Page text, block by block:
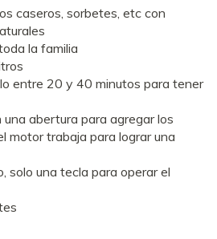
caseros, sorbetes, etc con
la familia
entre 20 y 40 minutos para tener
abertura para agregar los
motor trabaja para lograr una
solo una tecla para operar el